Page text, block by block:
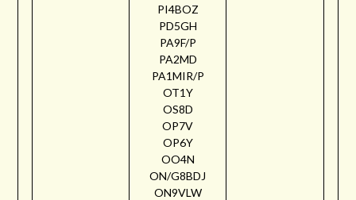
PI4BOZ
PD5GH
PA9F/P
PA2MD
PA1MIR/P
OT1Y
OS8D
OP7V
OP6Y
OO4N
ON/G8BDJ
ON9VLW